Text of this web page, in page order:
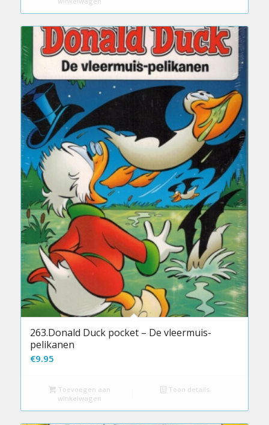
263.Donald Duck pocket – De vleermuis-
pelikanen
€9.95
Toevoegen aan
winkelwagen
Toon details